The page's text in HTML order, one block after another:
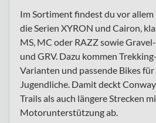
Im Sortiment findest du vor
die Serien XYRON und Cairon,
MS, MC oder RAZZ sowie
und GRV. Dazu kommen
Varianten und passende Bikes
Jugendliche. Damit deckt
Trails als auch längere Strecken
Motorunterstützung ab.